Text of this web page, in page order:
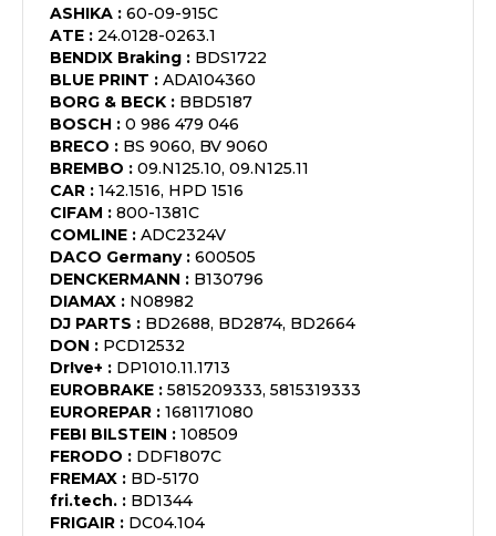
ASHIKA : 60-09-915C
ATE : 24.0128-0263.1
BENDIX Braking : BDS1722
BLUE PRINT : ADA104360
BORG & BECK : BBD5187
BOSCH : 0 986 479 046
BRECO : BS 9060, BV 9060
BREMBO : 09.N125.10, 09.N125.11
CAR : 142.1516, HPD 1516
CIFAM : 800-1381C
COMLINE : ADC2324V
DACO Germany: 600505
DENCKERMANN : B130796
DIAMAX : N08982
DJ PARTS : BD2688, BD2874, BD2664
DON : PCD12532
Dr!ve+ : DP1010.11.1713
EUROBRAKE : 5815209333, 5815319333
EUROREPAR : 1681171080
FEBI BILSTEIN : 108509
FERODO : DDF1807C
FREMAX : BD-5170
fri.tech. : BD1344
FRIGAIR : DC04.104